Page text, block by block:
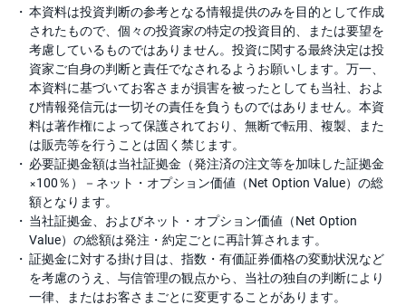
本資料は投資判断の参考となる情報提供のみを目的として作成
されたもので、個々の投資家の特定の投資目的、または要望を
考慮しているものではありません。投資に関する最終決定は投
資家ご自身の判断と責任でなされるようお願いします。万一、
本資料に基づいてお客さまが損害を被ったとしても当社、およ
び情報発信元は一切その責任を負うものではありません。本資
料は著作権によって保護されており、無断で転用、複製、また
は販売等を行うことは固く禁じます。
必要証拠金額は当社証拠金（発注済の注文等を加味した証拠金
×100％）－ネット・オプション価値（Net Option Value）の総
額となります。
当社証拠金、およびネット・オプション価値（Net Option
Value）の総額は発注・約定ごとに再計算されます。
証拠金に対する掛け目は、指数・有価証券価格の変動状況など
を考慮のうえ、与信管理の観点から、当社の独自の判断により
一律、またはお客さまごとに変更することがあります。